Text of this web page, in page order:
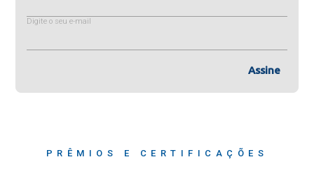
Digite o seu e-mail
Assine
PRÊMIOS E CERTIFICAÇÕES